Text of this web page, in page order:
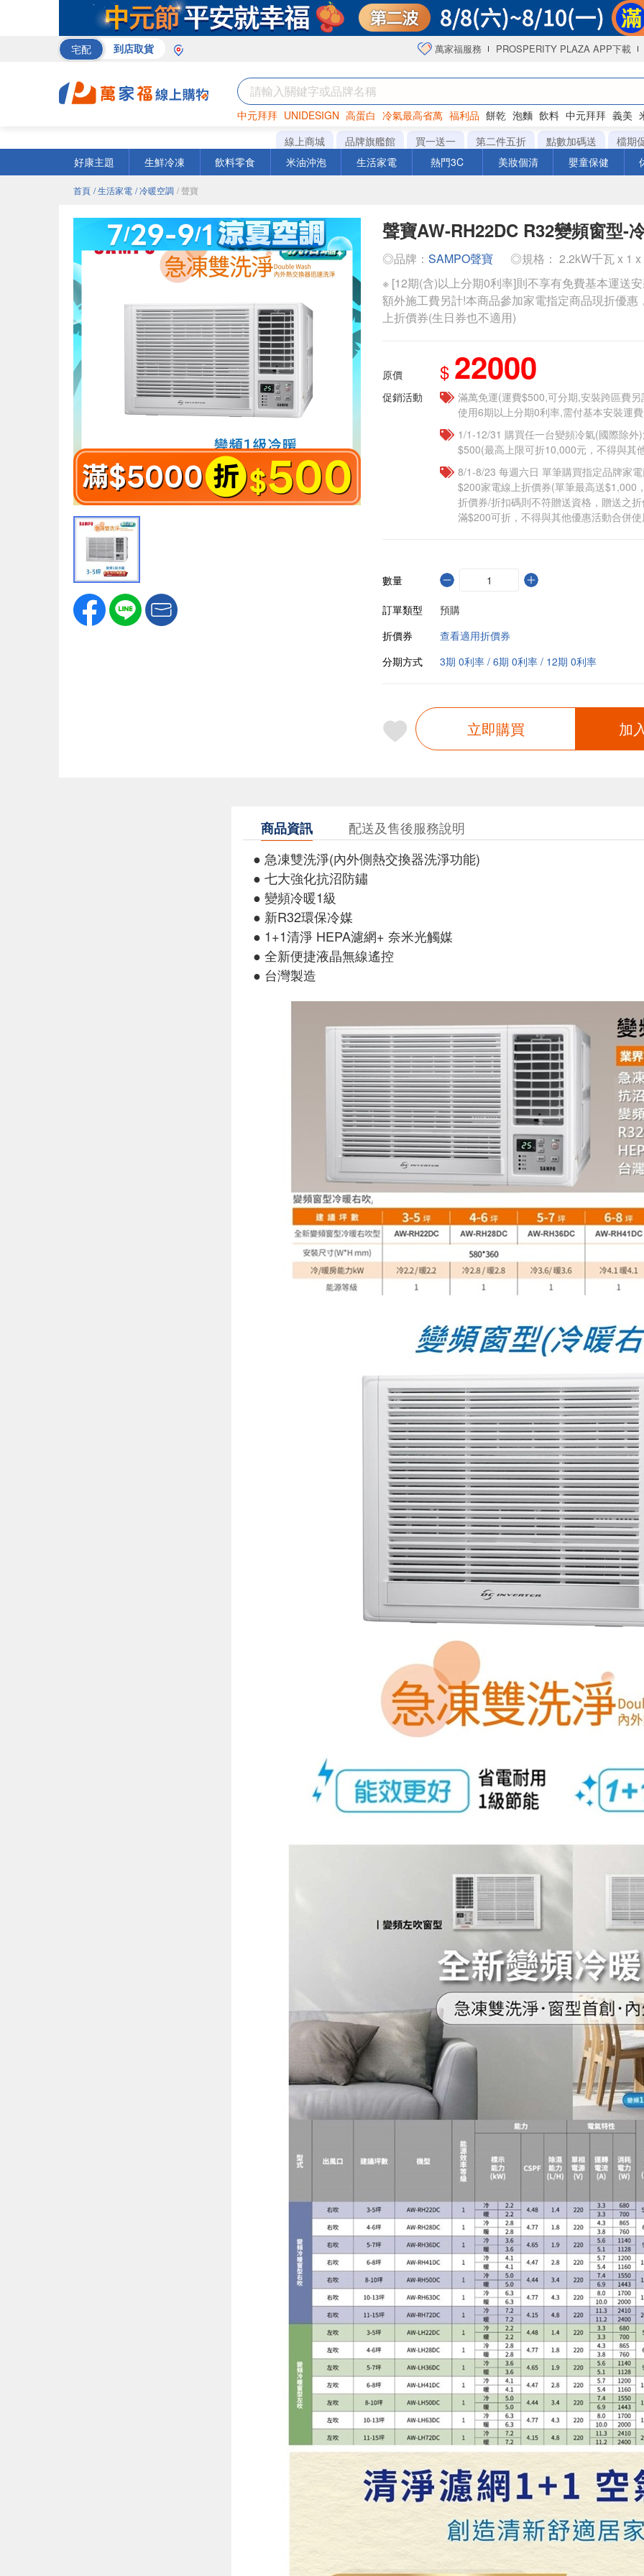
宅配 到店取貨 萬家福服務 PROSPERITY PLAZA APP下載
中元拜拜 UNIDESIGN 高蛋白 冷氣最高省萬 福利品 餅乾 泡麵 飲料 中元拜拜 義美
罐頭 海苔 洋芋片
線上商城 品牌旗艦館 買一送一 第二件五折 點數加碼送
檔期
好康主題
生鮮冷凍 飲料零食 米油沖泡 生活家電 熱門3C 美妝個清 嬰童保健
首頁 / 生活家電 / 冷暖空調 / 聲寶
聲寶AW-RH22DC R32變頻窗型-
◎品牌： SAMPO聲寶
◎規格： 2.2kW千瓦 x 1 x
※ [12期(含)以上分期0利率]則不享有免費基本運送
額外施工費另計!本商品參加家電指定商品現折優惠
上折價券(生日券也不適用)
原價 $ 22000
促銷活動
滿萬免運(運費$500,可分期,安裝跨區費
使用6期以上分期0利率,需付基本安裝運
1/1-12/31 購買任一台變頻冷氣(國際除外
$500(最高上限可折10,000元，不得與其
8/1-8/23 每週六日 單筆購買指定品牌家
$200家電線上折價券(單筆最高送$1,000
折價券/折扣碼則不符贈送資格，贈送之
滿$200可折，不得與其他優惠活動合併
數量
訂單類型
預購
折價券
查看適用折價券
分期方式
3期 0利率 / 6期 0利率 / 12期 0利率
立即購買 加
商品資訊
配送及售後服務說明
● 急凍雙洗淨(內外側熱交換器洗淨功能)
● 七大強化抗沼防鏽
● 變頻冷暖1級
● 新R32環保冷媒
● 1+1清淨 HEPA濾網+ 奈米光觸媒
● 全新便捷液晶無線遙控
● 台灣製造